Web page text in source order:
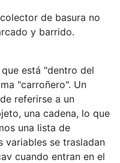
de basura no
y barrido.
está "dentro del
"carroñero". Un
referirse a un
una cadena, lo que
una lista de
variables se trasladan
cuando entran en el